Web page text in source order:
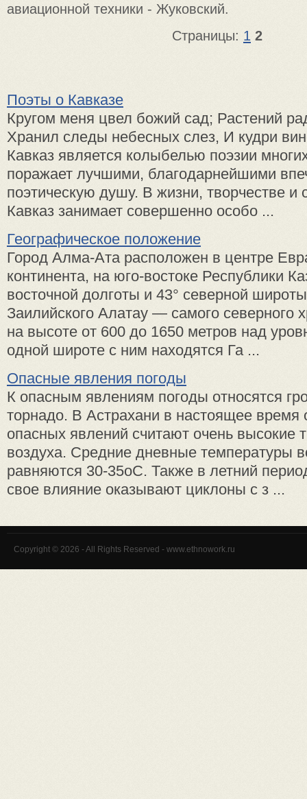
авиационной техники - Жуковский.
Страницы: 1 2
Поэты о Кавказе
Кругом меня цвел божий сад; Растений
Хранил следы небесных слез, И кудри
Кавказ является колыбелью поэзии
поражает лучшими, благодарнейшими
поэтическую душу. В жизни, творчестве и
Кавказ занимает совершенно особо ...
Географическое положение
Город Алма-Ата расположен в центре
континента, на юго-востоке Республики
восточной долготы и 43° северной
Заилийского Алатау — самого северного
на высоте от 600 до 1650 метров над
одной широте с ним находятся Га ...
Опасные явления погоды
К опасным явлениям погоды относятся
торнадо. В Астрахани в настоящее время
опасных явлений считают очень высокие
воздуха. Средние дневные температуры
равняются 30-35оС. Также в летний
свое влияние оказывают циклоны с з ...
Copyright © 2026 - All Rights Reserved - www.ethnowork.ru